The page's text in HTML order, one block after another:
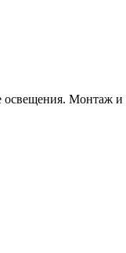
освещения. Монтаж